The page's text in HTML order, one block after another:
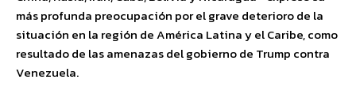
más profunda preocupación por el grave deterioro de la
situación en la región de América Latina y el Caribe, como
resultado de las amenazas del gobierno de Trump contra
Venezuela.